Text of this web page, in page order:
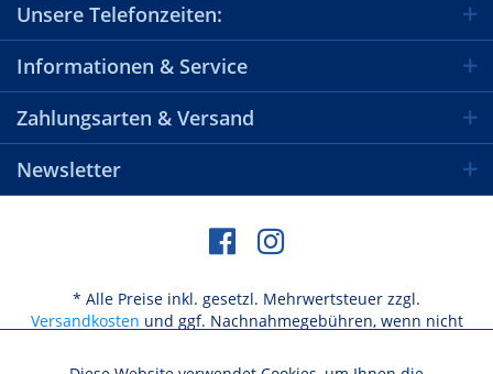
Unsere Telefonzeiten:
Informationen & Service
Zahlungsarten & Versand
Newsletter
* Alle Preise inkl. gesetzl. Mehrwertsteuer zzgl.
Versandkosten und ggf. Nachnahmegebühren, wenn nicht